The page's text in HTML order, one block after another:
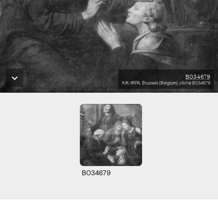
B034679
KIK-IRPA, Brussels (Belgium), cliché B034679
B034679